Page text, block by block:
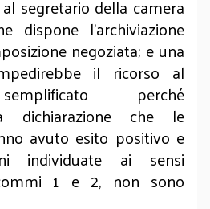
segretario della camera
dispone l’archiviazione
negoziata; e una
il ricorso al
perché
dichiarazione che le
avuto esito positivo e
individuate ai sensi
1 e 2, non sono